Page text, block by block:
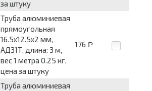
за штуку
Труба алюминиевая
прямоугольная
16.5x12.5x2 мм,
АД31Т, длина: 3 м,
вес 1 метра 0.25 кг,
цена за штуку
176 Р
Труба алюминиевая